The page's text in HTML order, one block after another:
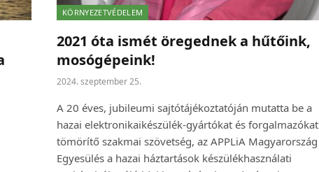
KÖRNYEZETVÉDELEM
2021 óta ismét öregednek a hűtőink,
mosógépeink!
2024. szeptember 25.
A 20 éves, jubileumi sajtótájékoztatóján mutatta be a
hazai elektronikaikészülék-gyártókat és forgalmazókat
tömörítő szakmai szövetség, az APPLiA Magyarország
Egyesülés a hazai háztartások készülékhasználati